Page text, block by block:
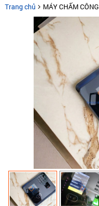
Trang chủ MÁY CHẤM CÔNG